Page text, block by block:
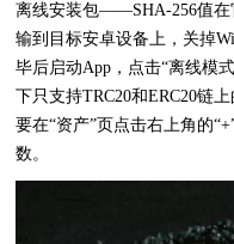
离线安装包——SHA-256值在
输到目标安卓设备上，关掉
毕后启动App，点击“离线模
下只支持TRC20和ERC20链
要在“资产”页点击右上角的
数。